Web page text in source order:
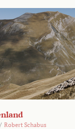
/ Robert Schabus